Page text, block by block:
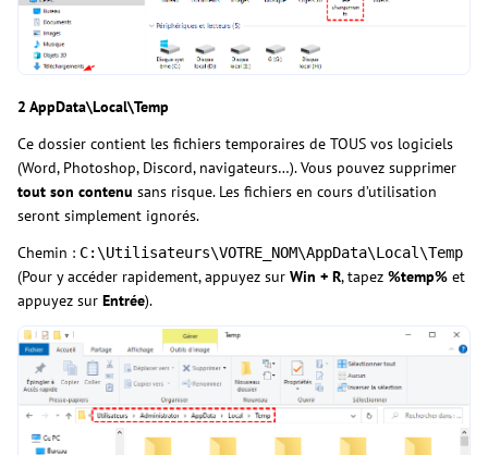
2 AppData\Local\Temp
Ce dossier contient les fichiers temporaires de TOUS vos logiciels
(Word, Photoshop, Discord, navigateurs…). Vous pouvez supprimer
tout son contenu sans risque. Les fichiers en cours d’utilisation
seront simplement ignorés.
Chemin : C:\Utilisateurs\VOTRE_NOM\AppData\Local\Temp
(Pour y accéder rapidement, appuyez sur Win + R, tapez %temp% et
appuyez sur Entrée).